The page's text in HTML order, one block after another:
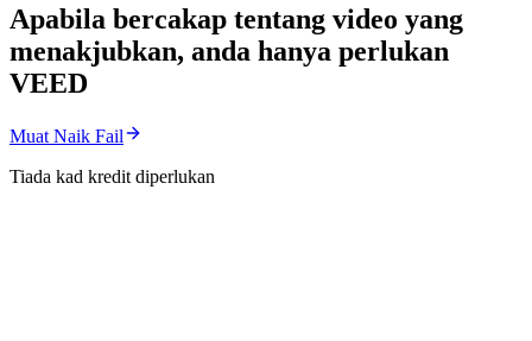
Apabila bercakap tentang video yang
menakjubkan, anda hanya perlukan
VEED
Muat Naik Fail
Tiada kad kredit diperlukan